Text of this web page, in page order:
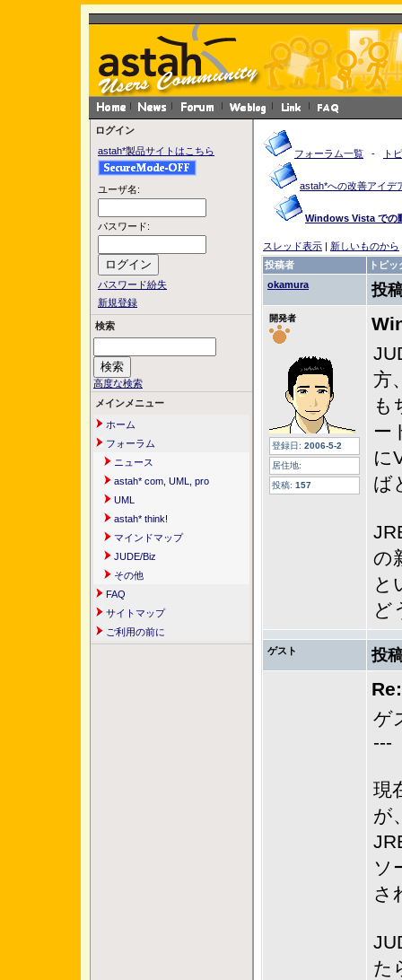
ログイン
astah*製品サイトはこちら
ユーザ名:
パスワード:
パスワード紛失
新規登録
検索
高度な検索
メインメニュー
ホーム
フォーラム
ニュース
astah* com, UML, pro
UML
astah* think!
マインドマップ
JUDE/Biz
その他
FAQ
サイトマップ
ご利用の前に
フォーラム一覧 - ト
astah*への改善アイデ
Windows Vista での
スレッド表示 | 新しいものから
投稿者
トピッ
okamura
投
開発者
登録日: 2006-5-2
居住地:
投稿: 157
方
も
ー
に
ば
の
と
ど
ゲスト 投
ゲ
---
現
が
ソ
さ
た